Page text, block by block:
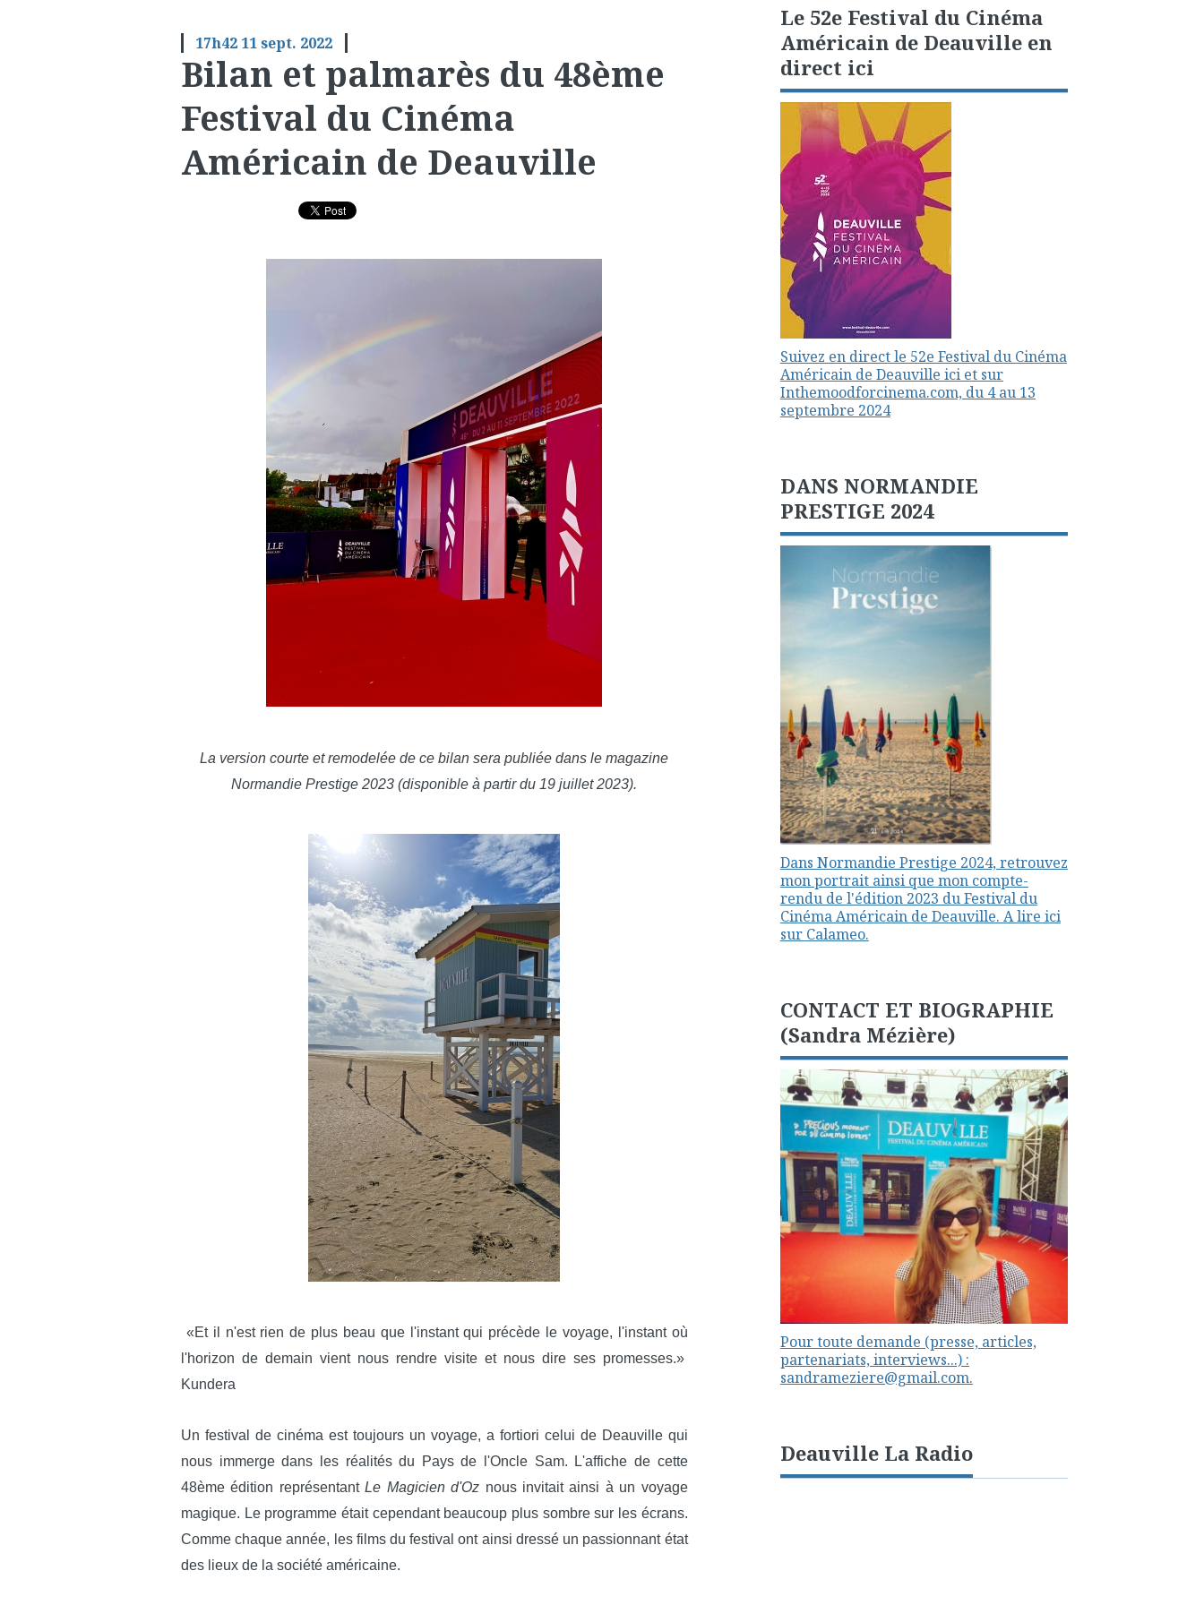
17h42 11sept. 2022
Bilan et palmarès du 48ème
Festival du Cinéma
Américain de Deauville
La version courte et remodelée de ce bilan sera publiée dans le magazine
Normandie Prestige 2023 (disponible à partir du 19 juillet 2023).
«Et il n'est rien de plus beau que l'instant qui précède le voyage, l'instant où
l'horizon de demain vient nous rendre visite et nous dire ses promesses.»
Kundera
Un festival de cinéma est toujours un voyage, a fortiori celui de Deauville qui
nous immerge dans les réalités du Pays de l'Oncle Sam. L'affiche de cette
48ème édition représentantLe Magicien d'Oz nous invitait ainsi à un voyage
magique. Le programme était cependant beaucoup plus sombre sur les écrans.
Comme chaque année, les films du festival ont ainsi dressé un passionnant état
des lieux de la société américaine.
Le 52e Festival du Cinéma
Américain de Deauville en
direct ici
Suivez en direct le 52e Festival du Cinéma
Américain de Deauville ici et sur
Inthemoodforcinema.com, du 4 au 13
septembre 2024
DANS NORMANDIE
PRESTIGE 2024
Dans Normandie Prestige 2024, retrouvez
mon portrait ainsi que mon compte-
rendu de l'édition 2023 du Festival du
Cinéma Américain de Deauville. A lire ici
sur Calameo.
CONTACT ET BIOGRAPHIE
(Sandra Mézière)
Pour toute demande (presse, articles,
partenariats, interviews...) :
sandrameziere@gmail.com.
Deauville La Radio